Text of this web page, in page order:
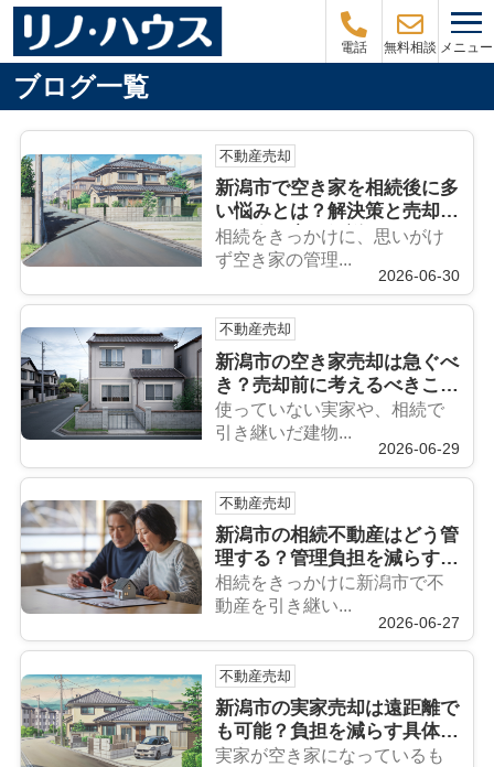
電話 無料相談 メニュー
ブログ一覧
不動産売却
新潟市で空き家を相続後に多
い悩みとは？解決策と売却活
用の進め方を解説
相続をきっかけに、思いがけ
ず空き家の管理...
2026-06-30
不動産売却
新潟市の空き家売却は急ぐべ
き？売却前に考えるべきこと
を解説
使っていない実家や、相続で
引き継いだ建物...
2026-06-29
不動産売却
新潟市の相続不動産はどう管
理する？管理負担を減らす考
え方と具体策を解説
相続をきっかけに新潟市で不
動産を引き継い...
2026-06-27
不動産売却
新潟市の実家売却は遠距離で
も可能？負担を減らす具体的
な方法を解説
実家が空き家になっているも